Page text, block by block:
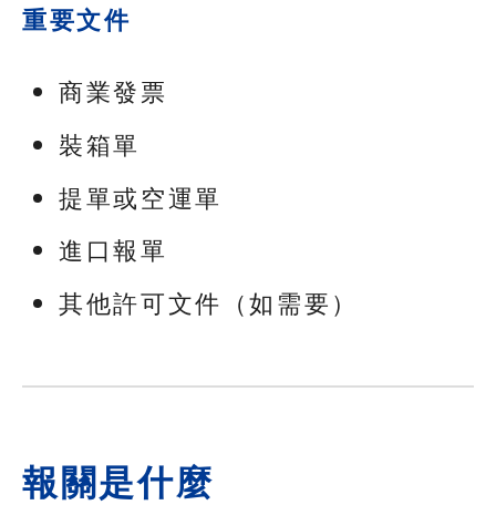
重要文件
商業發票
裝箱單
提單或空運單
進口報單
其他許可文件（如需要）
報關是什麼